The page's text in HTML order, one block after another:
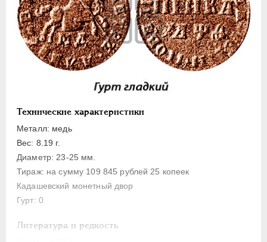
Технические характеристики
Металл: медь
Вес: 8.19 г.
Диаметр: 23-25 мм.
Тираж: на сумму 109 845 рублей 25 копеек
Кадашевский монетный двор
Гурт: 0
Литература и редкость
Полполушки
Пробные
Для Речи Посполитой
Монетовидные жетоны
1725-1727
ПЕТР II 1727-1729
АННА ИОАННОВНА
ИОАНН АНТОНОВИЧ
ЕЛИЗАВЕТА 1741-1762
ПЕТР III 1762-1762
ЕКАТЕРИНА II 1762-1796
ПАВЕЛ I
АЛЕКСАНДР I 1801-1825